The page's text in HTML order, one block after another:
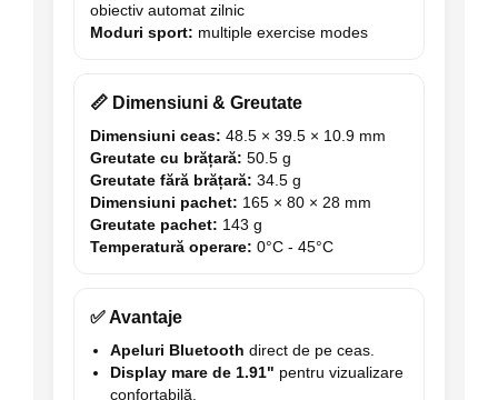
obiectiv automat zilnic
Moduri sport: multiple exercise modes
📏 Dimensiuni & Greutate
Dimensiuni ceas: 48.5 × 39.5 × 10.9 mm
Greutate cu brățară: 50.5 g
Greutate fără brățară: 34.5 g
Dimensiuni pachet: 165 × 80 × 28 mm
Greutate pachet: 143 g
Temperatură operare: 0°C - 45°C
✅ Avantaje
Apeluri Bluetooth direct de pe ceas.
Display mare de 1.91" pentru vizualizare
confortabilă.